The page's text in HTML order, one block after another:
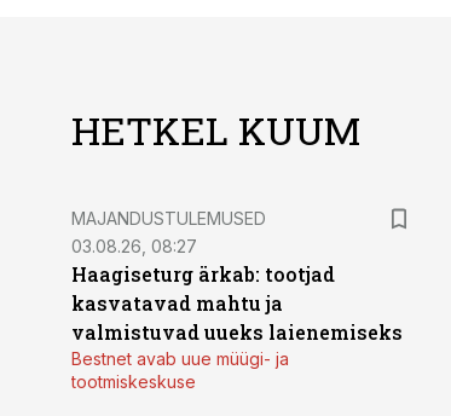
HETKEL KUUM
MAJANDUSTULEMUSED
03.08.26, 08:27
Haagiseturg ärkab: tootjad
kasvatavad mahtu ja
valmistuvad uueks laienemiseks
Bestnet avab uue müügi- ja
tootmiskeskuse